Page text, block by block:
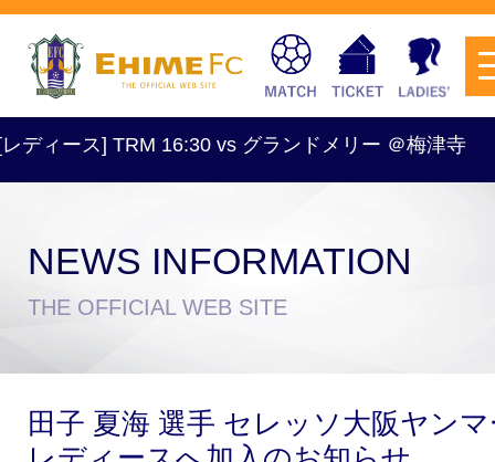
試合日程・結果 アクセス
チケットを購入
ス] TRM 16:30 vs グランドメリー ＠梅津寺
NEWS INFORMATION
THE OFFICIAL WEB SITE
田子 夏海 選手 セレッソ大阪ヤン